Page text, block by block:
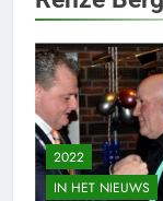
2022
IN HET NIEUWS